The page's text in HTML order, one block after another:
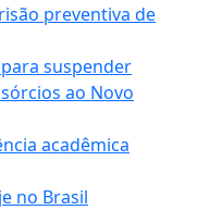
preventiva de
suspender
ao Novo
acadêmica
no Brasil